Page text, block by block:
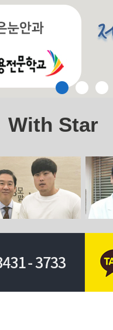
With Star